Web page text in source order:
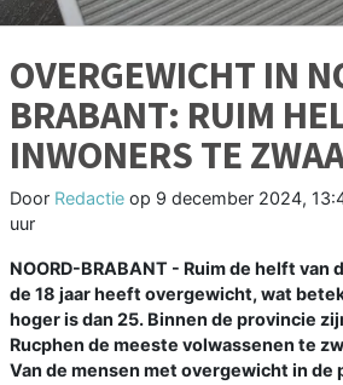
OVERGEWICHT IN
BRABANT: RUIM
INWONERS TE
Door Redactie op 9 december 2024,
uur
NOORD-BRABANT - Ruim de helft van
de 18 jaar heeft overgewicht, wat
hoger is dan 25. Binnen de provincie
Rucphen de meeste volwassenen te
Van de mensen met overgewicht in